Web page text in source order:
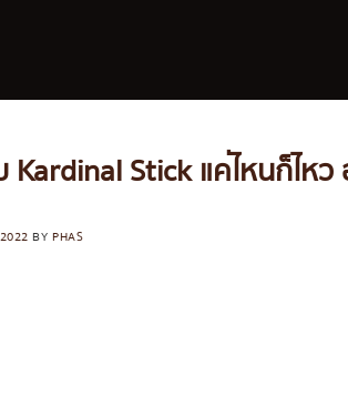
Stick แค่ไหนก็ไหว
BYPHAS